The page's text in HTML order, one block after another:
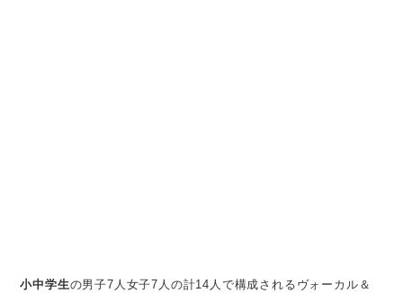
小中学生の男子7人女子7人の計14人で構成されるヴォーカル＆